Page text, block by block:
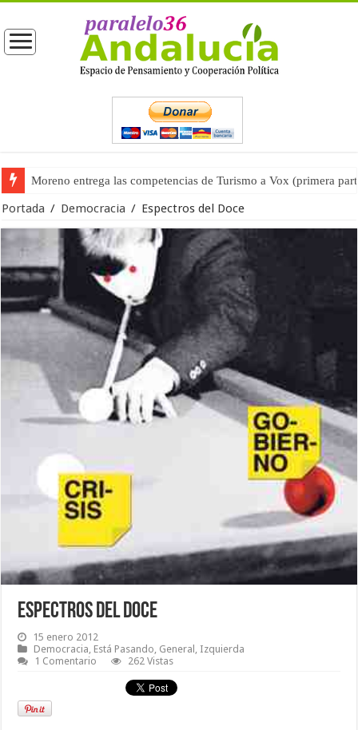
Moreno entrega las competencias de Turismo a Vox (primera
Un nuevo incendio en un asentamiento chabolista muestra una
Portada / Democracia / Espectros del Doce
Espectros del Doce
15 enero 2012
Democracia Está Pasando General Izquierda
1 Comentario
262 Vistas